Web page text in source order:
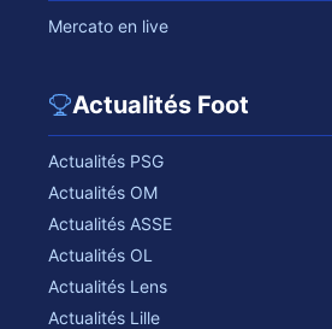
Mercato en live
Actualités Foot
Actualités PSG
Actualités OM
Actualités ASSE
Actualités OL
Actualités Lens
Actualités Lille